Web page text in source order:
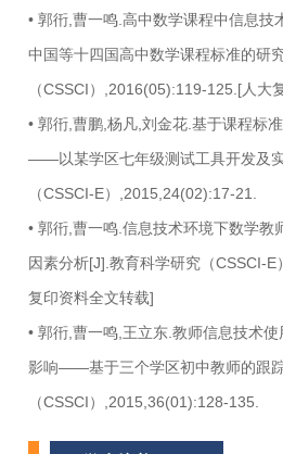
• 郭衎,曹一鸣.高中数学课程中信息
中国等十四国高中数学课程标准的研
（CSSCI）,2016(05):119-125.[人大
• 郭衎,曹鹏,杨凡,刘金花.基于课程标
——以某学区七年级测试工具开发及
（CSSCI-E）,2015,24(02):17-21.
• 郭衎,曹一鸣.信息技术环境下数学教
因素分析[J].教育科学研究（CSSCI-
复印资料全文转载]
• 郭衎,曹一鸣,王立东.教师信息技术
影响——基于三个学区初中教师的跟
（CSSCI）,2015,36(01):128-135.